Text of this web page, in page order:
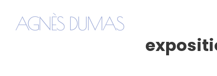
AGNÈS DUMAS